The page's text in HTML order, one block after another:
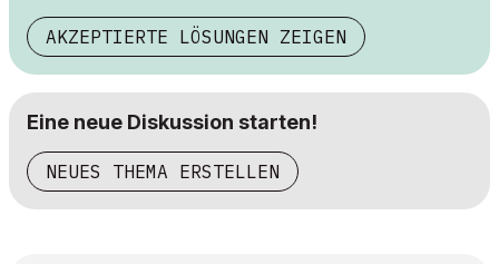
AKZEPTIERTE LÖSUNGEN ZEIGEN
Eine neue Diskussion starten!
NEUES THEMA ERSTELLEN